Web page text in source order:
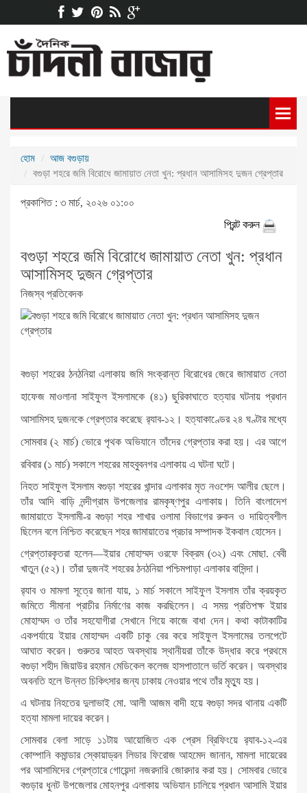
হোম
আজ বগুড়ায়
বগুড়া শহরে জমি বিরোধে জামায়াত নেতা খুন: প্রধান আসামিসহ দুজন গ্রেপ্তার
প্রকাশিত : ৩ মার্চ, ২০২৬ ০১:০০
প্রিন্ট করুন
বগুড়া শহরে জমি বিরোধে জামায়াত নেতা খুন: প্রধান
আসামিসহ দুজন গ্রেপ্তার
নিজস্ব প্রতিবেদক
বগুড়া শহরের ঠনঠনিয়া এলাকায় জমি সংক্রান্ত বিরোধের জেরে জামায়াত নেতা
হাফেজ মাওলানা সাইফুল ইসলামকে (৪১) ছুরিকাঘাতে হত্যার ঘটনায় প্রধান
আসামিসহ দুজনকে গ্রেপ্তার করেছে র‌্যাব-১২। হত্যাকাণ্ডের ২৪ ঘণ্টার মধ্যে
সোমবার (২ মার্চ) ভোরে পৃথক অভিযানে তাঁদের গ্রেপ্তার করা হয়। এর আগে
রবিবার (১ মার্চ) সকালে শহরের মাহবুবনগর এলাকায় এ ঘটনা ঘটে।
নিহত সাইফুল ইসলাম বগুড়া শহরের খান্দার এলাকার মৃত নওশেদ আলীর ছেলে।
তাঁর আদি বাড়ি নন্দীগ্রাম উপজেলার রামকৃষ্ণপুর এলাকায়। তিনি বাংলাদেশ
জামায়াতে ইসলামী-র বগুড়া শহর শাখার ওলামা বিভাগের রুকন ও দায়িত্বশীল
ছিলেন বলে নিশ্চিত করেছেন শহর জামায়াতের প্রচার সম্পাদক ইকবাল হোসেন।
গ্রেপ্তারকৃতরা হলেন—ইয়ার মোহাম্মদ ওরফে বিক্রম (৩২) এবং মোছা. বেবী
খাতুন (৫২)। তাঁরা দুজনই শহরের ঠনঠনিয়া পশ্চিমপাড়া এলাকার বাসিন্দা।
র‌্যাব ও মামলা সূত্রে জানা যায়, ১ মার্চ সকালে সাইফুল ইসলাম তাঁর ক্রয়কৃত
জমিতে সীমানা প্রাচীর নির্মাণের কাজ করছিলেন। এ সময় প্রতিপক্ষ ইয়ার
মোহাম্মদ ও তাঁর সহযোগীরা সেখানে গিয়ে কাজে বাধা দেন। কথা কাটাকাটির
একপর্যায়ে ইয়ার মোহাম্মদ একটি চাকু বের করে সাইফুল ইসলামের তলপেটে
আঘাত করেন। গুরুতর আহত অবস্থায় স্থানীয়রা তাঁকে উদ্ধার করে প্রথমে
বগুড়া শহীদ জিয়াউর রহমান মেডিকেল কলেজ হাসপাতালে ভর্তি করেন। অবস্থার
অবনতি হলে উন্নত চিকিৎসার জন্য ঢাকায় নেওয়ার পথে তাঁর মৃত্যু হয়।
এ ঘটনায় নিহতের দুলাভাই মো. আলী আজম বাদী হয়ে বগুড়া সদর থানায় একটি
হত্যা মামলা দায়ের করেন।
সোমবার বেলা সাড়ে ১১টায় আয়োজিত এক প্রেস ব্রিফিংয়ে র‌্যাব-১২-এর
কোম্পানি কমান্ডার স্কোয়াড্রন লিডার ফিরোজ আহমেদ জানান, মামলা দায়েরের
পর আসামিদের গ্রেপ্তারে গোয়েন্দা নজরদারি জোরদার করা হয়। সোমবার ভোরে
বগুড়ার ধুনট উপজেলার মোহনপুর এলাকায় অভিযান চালিয়ে প্রধান আসামি ইয়ার